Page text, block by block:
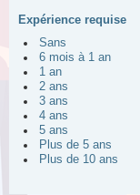
Expérience requise
Sans
6 mois à 1 an
1 an
2 ans
3 ans
4 ans
5 ans
Plus de 5 ans
Plus de 10 ans